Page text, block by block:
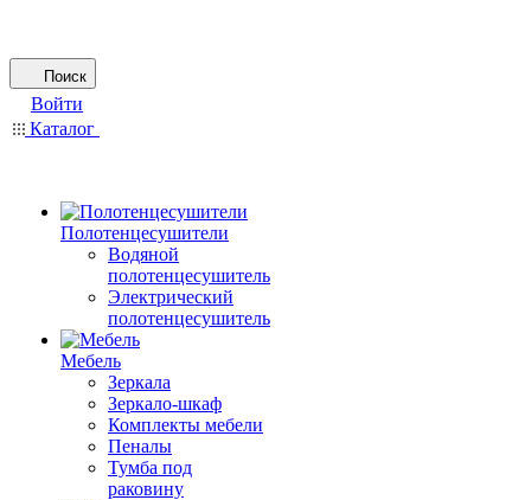
Поиск
Войти
Каталог
Полотенцесушители
Водяной
полотенцесушитель
Электрический
полотенцесушитель
Мебель
Зеркала
Зеркало-шкаф
Комплекты мебели
Пеналы
Тумба под
раковину